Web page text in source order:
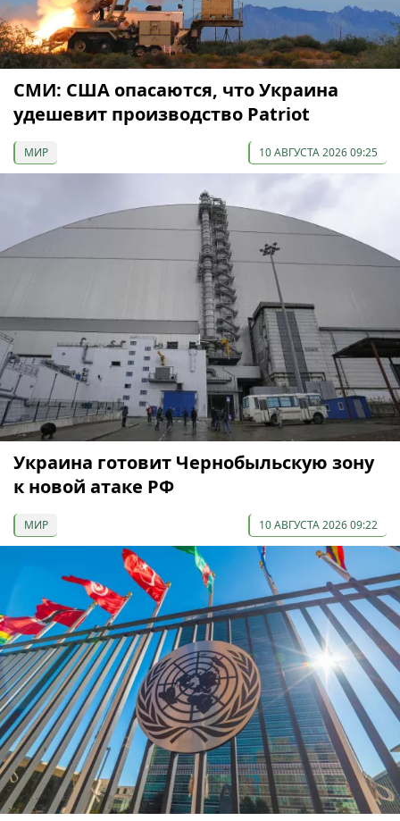
СМИ: США опасаются, что Украина
удешевит производство Patriot
МИР 10 АВГУСТА 2026 09:25
Украина готовит Чернобыльскую зону
к новой атаке РФ
МИР 10 АВГУСТА 2026 09:22